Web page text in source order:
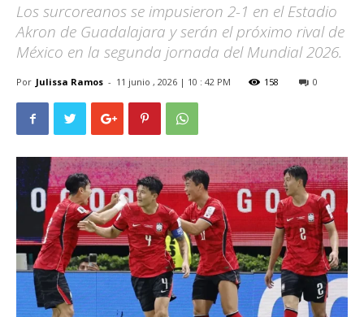
Los surcoreanos se impusieron 2-1 en el Estadio
Akron de Guadalajara y serán el próximo rival de
México en la segunda jornada del Mundial 2026.
Por Julissa Ramos - 11 junio , 2026 | 10 : 42 PM 158 0